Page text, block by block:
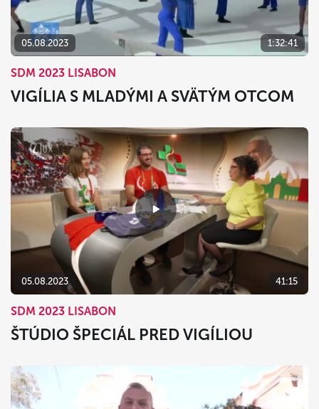
05.08.2023 1:32:41
SDM 2023 LISABON
VIGÍLIA S MLADÝMI A SVÄTÝM OTCOM
05.08.2023 41:15
SDM 2023 LISABON
ŠTÚDIO ŠPECIÁL PRED VIGÍLIOU